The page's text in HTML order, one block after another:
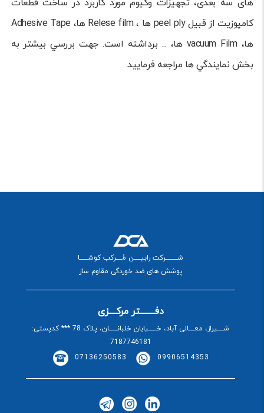
­های سه­ بعدی، تجهیزات وکیوم مورد کاربرد در ساخت قطعات
کامپوزیت از قبیل peel ply ها ، Relese film ها، Adhesive Tape
ها، vacuum Film ها، ... برداشته است. جهت بررسي بيشتر به
بخش نمايندگي­ ها مراجعه فرماييد.
شــــــــــرکت رابیــــــن مُـــــرکب کوشـــــــا
پوشش های ضد خوردگی مقاوم ساز
دفــــــــتر مرکــــزی
شـــــیراز، معـــــالی آباد، خـــــــیابان خلبانـــــــان، پلاک 78 *** کدپستی:
7187746181
07136250583
09906514353